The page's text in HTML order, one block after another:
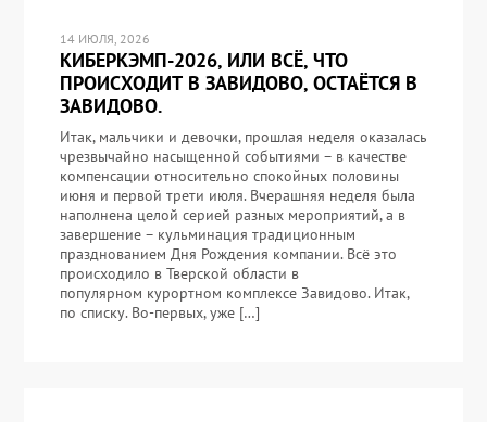
14 ИЮЛЯ, 2026
КИБЕРКЭМП-2026, ИЛИ ВСЁ, ЧТО
ПРОИСХОДИТ В ЗАВИДОВО, ОСТАЁТСЯ В
ЗАВИДОВО.
Итак, мальчики и девочки, прошлая неделя оказалась
чрезвычайно насыщенной событиями – в качестве
компенсации относительно спокойных половины
июня и первой трети июля. Вчерашняя неделя была
наполнена целой серией разных мероприятий, а в
завершение – кульминация традиционным
празднованием Дня Рождения компании. Всё это
происходило в Тверской области в
популярном курортном комплексе Завидово. Итак,
по списку. Во-первых, уже […]